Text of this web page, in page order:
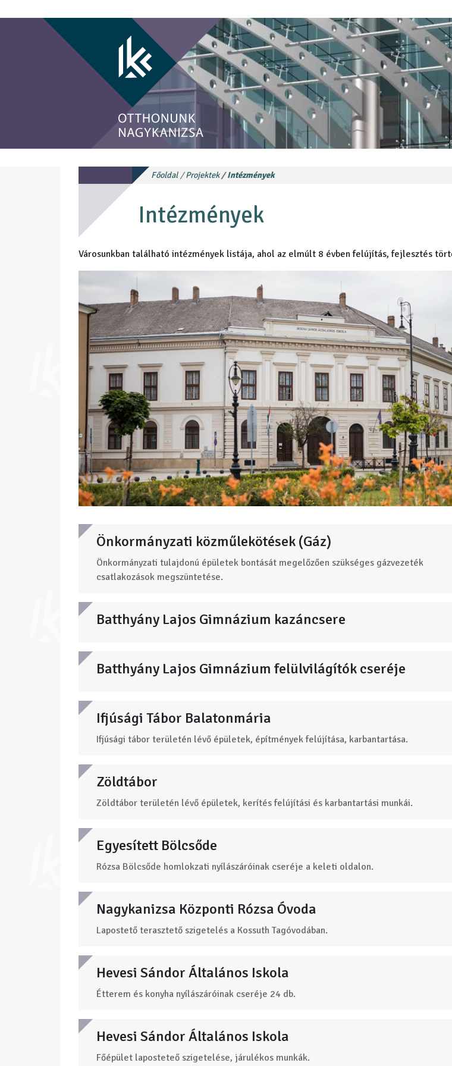
Főoldal Projektek Intézmények
Intézmények
Városunkban található intézmények listája, ahol az elmúlt 8 évben felújítás, fejlesztés
Önkormányzati közműlekötések (Gáz)
Önkormányzati tulajdonú épületek bontását megelőzően szükséges gázvezeték
csatlakozások megszüntetése.
Batthyány Lajos Gimnázium kazáncsere
Batthyány Lajos Gimnázium felülvilágítók cseréje
Ifjúsági Tábor Balatonmária
Ifjúsági tábor területén lévő épületek, építmények felújítása, karbantartása.
Zöldtábor
Zöldtábor területén lévő épületek, kerítés felújítási és karbantartási munkái.
Egyesített Bölcsőde
Rózsa Bölcsőde homlokzati nyílászáróinak cseréje a keleti oldalon.
Nagykanizsa Központi Rózsa Óvoda
Lapostető terasztető szigetelés a Kossuth Tagóvodában.
Hevesi Sándor Általános Iskola
Étterem és konyha nyílászáróinak cseréje 24 db.
Hevesi Sándor Általános Iskola
Főépület laposteteő szigetelése, járulékos munkák.